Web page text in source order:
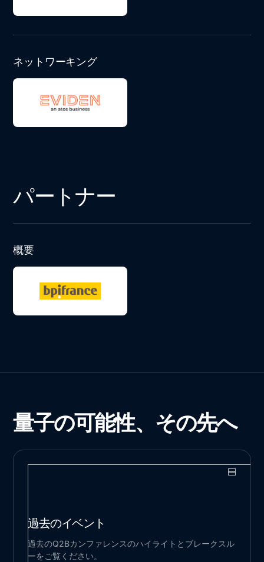
ネットワーキング
パートナー
概要
量子の可能性、その先へ
過去のイベント
過去のQ2Bカンファレンスのハイライトとブレークスル
ーをご覧ください。